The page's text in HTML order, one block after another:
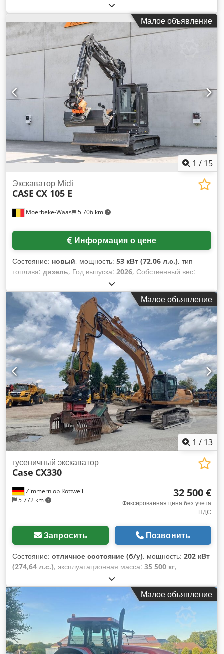
Малое объявление
1 / 15
Moerbeke-Waas 5 706 km
Экскаватор Midi
CASE CX 105 E
Информация о цене
Состояние: новый, мощность: 53 кВт (72,06 л.с.), тип
топлива: дизель, Год выпуска: 2026, Собственный вес:
9780 кг. Dodszrrw Aepfx Amfeck Для получения
дополнительной информации обращайтесь в отдел продаж
компании KEY-TEC.
Малое объявление
1 / 13
Zimmern ob Rottweil
5 772 km
гусеничный экскаватор
Case CX330
32 500 €
Фиксированная цена без учета
НДС
Запросить Позвонить
Состояние: отличное состояние (б/у), мощность: 202 кВт
(274,64 л.с.), эксплуатационная масса: 35 500 кг,
, Год выпуска:
9 139 h, Оборудование:кондиционер, CASE CX330 Год
выпуска: 2006 Наработка: 9139 часов Закрытая кабина
Кондиционер Радио Централизованная система смазки
Стандартная стрела Вынос стрелы: 3,30 м Полный
гидравлический трубопровод (для молота, грейфера,
ножниц) Быстросъемное устройство OQ80 Djdpfx Aszp Rm
Romfock 1 ковш – ширина 800 мм 1 грейфер – в рабочем
Малое объявление